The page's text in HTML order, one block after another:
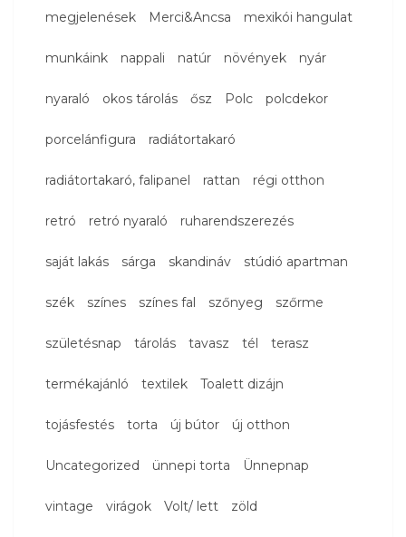
megjelenések Merci&Ancsa mexikói hangulat
munkáink nappali natúr növények nyár
nyaraló okos tárolás ősz Polc polcdekor
porcelánfigura radiátortakaró
radiátortakaró, falipanel rattan régi otthon
retró retró nyaraló ruharendszerezés
saját lakás sárga skandináv stúdió apartman
szék színes színes fal szőnyeg szőrme
születésnap tárolás tavasz tél terasz
termékajánló textilek Toalett dizájn
tojásfestés torta új bútor új otthon
Uncategorized ünnepi torta Ünnepnap
vintage virágok Volt/ lett zöld